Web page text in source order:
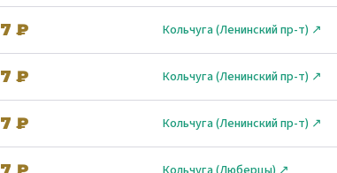
7 ₽ Кольчуга (Ленинский пр-т) ↗
7 ₽ Кольчуга (Ленинский пр-т) ↗
7 ₽ Кольчуга (Ленинский пр-т) ↗